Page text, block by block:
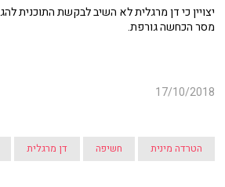
יצויין כי דן מרגלית לא השיב לבקשת התוכנית
מסר הכחשה גורפת.
17/10/2018
הטרדה מינית חשיפה דן מרגלית